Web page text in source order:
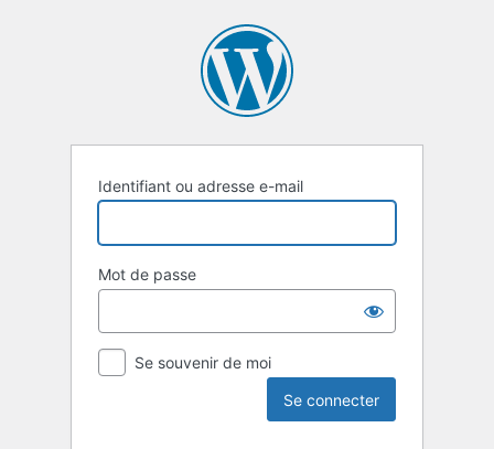
Identifiant ou adresse e-mail
Mot de passe
Se souvenir de moi